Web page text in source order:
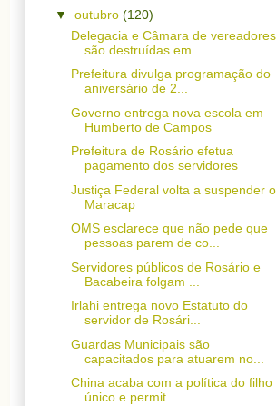
▼ outubro (120)
Delegacia e Câmara de vereadores
são destruídas em...
Prefeitura divulga programação do
aniversário de 2...
Governo entrega nova escola em
Humberto de Campos
Prefeitura de Rosário efetua
pagamento dos servidores
Justiça Federal volta a suspender o
Maracap
OMS esclarece que não pede que
pessoas parem de co...
Servidores públicos de Rosário e
Bacabeira folgam ...
Irlahi entrega novo Estatuto do
servidor de Rosári...
Guardas Municipais são
capacitados para atuarem no...
China acaba com a política do filho
único e permit...